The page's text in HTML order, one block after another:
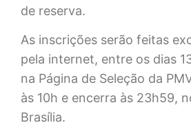
de reserva.
As inscrições serão feitas
pela internet, entre os dias
na Página de Seleção da
às 10h e encerra às 23h59,
Brasília.